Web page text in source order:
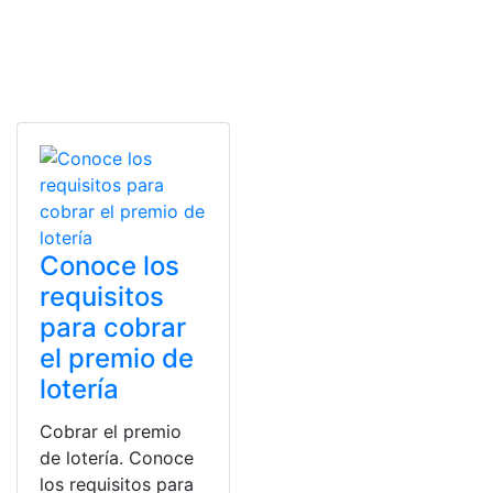
Conoce los
requisitos
para cobrar
el premio de
lotería
Cobrar el premio
de lotería. Conoce
los requisitos para